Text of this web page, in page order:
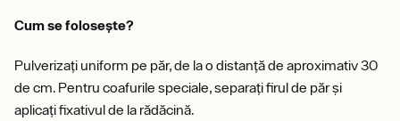
Cum se folosește?
Pulverizați uniform pe păr, de la o distanță de aproximativ 30
de cm. Pentru coafurile speciale, separați firul de păr și
aplicați fixativul de la rădăcină.